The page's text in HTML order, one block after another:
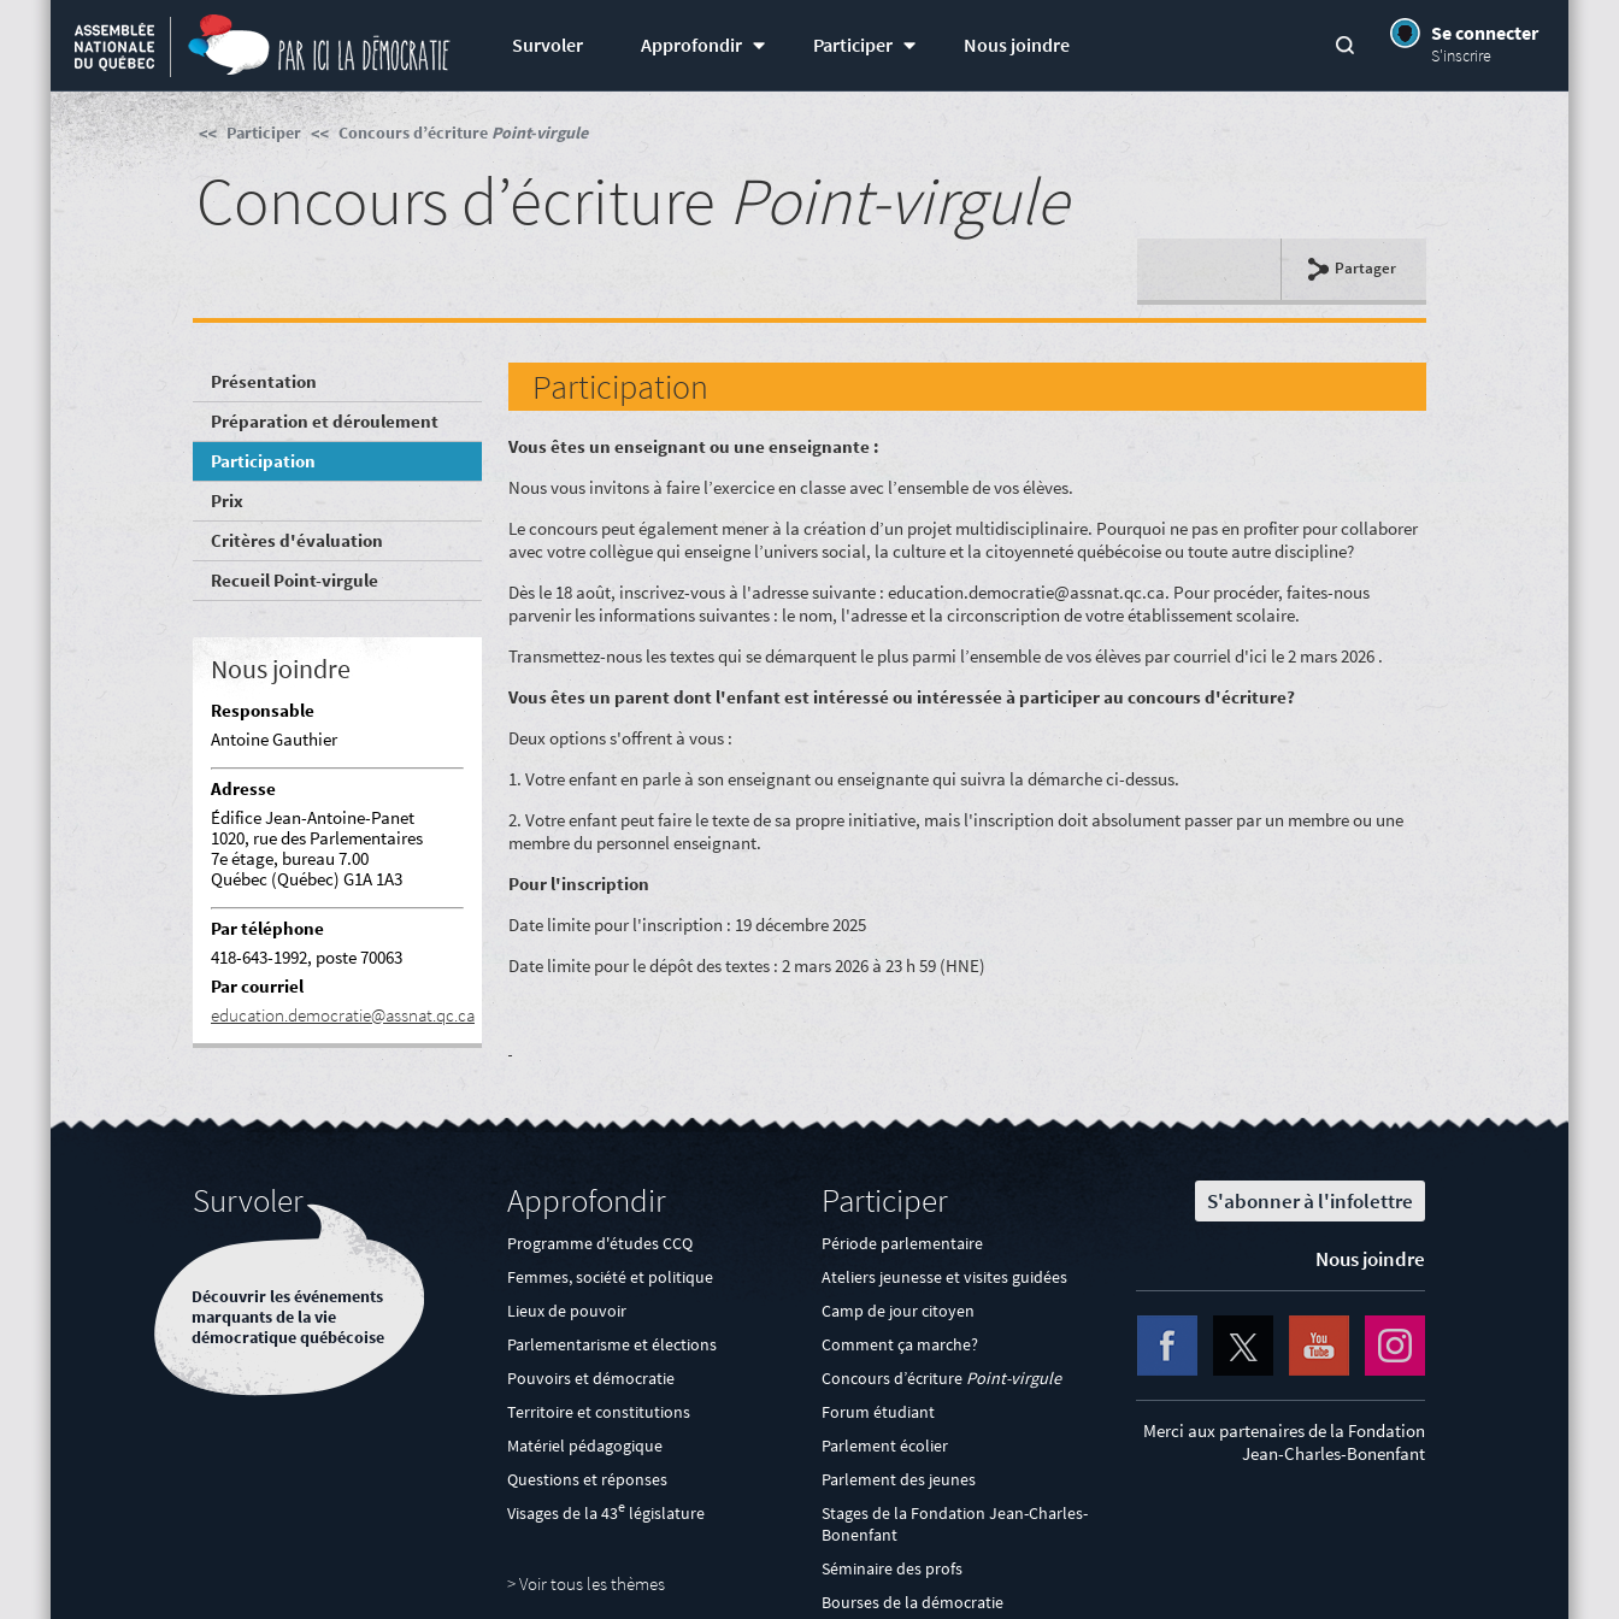
Survoler Approfondir Participer Nous joindre
Se connecter
S'inscrire
Participer Concours d’écriture Point-virgule
Partager
Concours d’écriture Point-virgule
Présentation
Préparation et déroulement
Participation
Prix
Critères d'évaluation
Recueil Point-virgule
Nous joindre
Responsable
Antoine Gauthier
Adresse
Édifice Jean-Antoine-Panet
1020, rue des Parlementaires
7e étage, bureau 7.00
Québec (Québec) G1A 1A3
Par téléphone
418-643-1992, poste 70063
Par courriel
education.democratie@assnat.qc.ca
Participation
Vous êtes un enseignant ou une enseignante :
Nous vous invitons à faire l’exercice en classe avec l’ensemble de vos élèves.
Le concours peut également mener à la création d’un projet multidisciplinaire. Pourquoi ne pas en profiter pour collaborer
avec votre collègue qui enseigne l’univers social, la culture et la citoyenneté québécoise ou toute autre discipline?
Dès le 18 août, inscrivez-vous à l'adresse suivante : education.democratie@assnat.qc.ca. Pour procéder, faites-nous
parvenir les informations suivantes : le nom, l'adresse et la circonscription de votre établissement scolaire.
Transmettez-nous les textes qui se démarquent le plus parmi l’ensemble de vos élèves par courriel d'ici le 2 mars 2026 .
Vous êtes un parent dont l'enfant est intéressé ou intéressée à participer au concours d'écriture?
Deux options s'offrent à vous :
1. Votre enfant en parle à son enseignant ou enseignante qui suivra la démarche ci-dessus.
2. Votre enfant peut faire le texte de sa propre initiative, mais l'inscription doit absolument passer par un membre ou une
membre du personnel enseignant.
Pour l'inscription
Date limite pour l'inscription : 19 décembre 2025
Date limite pour le dépôt des textes : 2 mars 2026 à 23 h 59 (HNE)
Survoler
Découvrir les événements
marquants de la vie
démocratique québécoise
Approfondir
Programme d'études CCQ
Femmes, société et politique
Lieux de pouvoir
Parlementarisme et élections
Pouvoirs et démocratie
Territoire et constitutions
Matériel pédagogique
Questions et réponses
Visages de la 43e législature
>Voir tous les thèmes
Participer
Période parlementaire
Ateliers jeunesse et visites guidées
Camp de jour citoyen
Comment ça marche?
Concours d’écriture Point-virgule
Forum étudiant
Parlement écolier
Parlement des jeunes
Stages de la Fondation Jean-Charles-
Bonenfant
Séminaire des profs
Bourses de la démocratie
S'abonner à l'infolettre
Nous joindre
Merci aux partenaires de la Fondation
Jean-Charles-Bonenfant